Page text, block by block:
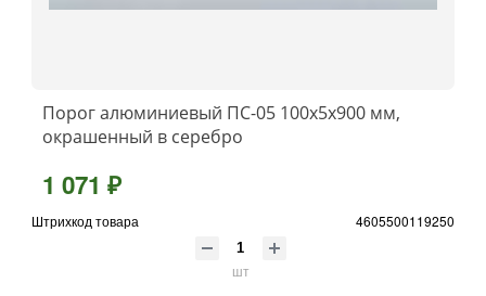
Порог алюминиевый ПС-05 100x5x900 мм,
окрашенный в серебро
1 071 ₽
Штрихкод товара 4605500119250
шт